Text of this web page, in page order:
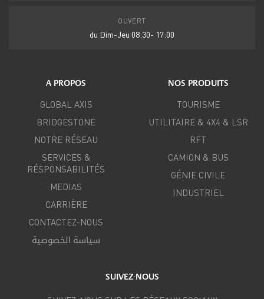
OUVERT
du Dim-Jeu 08:30- 17:00
A PROPOS
GLOBAL AXIS
BRIDGESTONE
NOTRE RÉSEAU
SERVICES &
RÉSPONSABILITÉS
MEDIAS
CARRIÈRE
CONTACTEZ-NOUS
سياسة الخصوصية
NOS PRODUITS
TOURISME
UTILITAIRE & 4X4 & LSR
RFT
CAMION & BUS
GÉNIE CIVILE
INDUSTRIEL
SUIVEZ-NOUS